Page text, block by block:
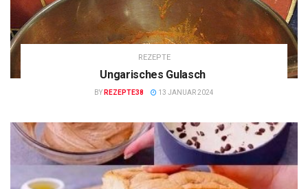
REZEPTE
Ungarisches Gulasch
BY REZEPTE38 13 JANUAR 2024